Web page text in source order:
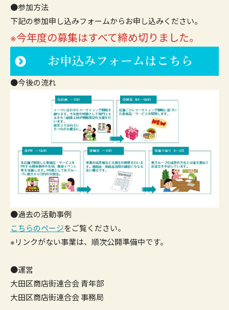
●参加方法
下記の参加申し込みフォームからお申し込みください。
※今年度の募集はすべて締め切りました。
●今後の流れ
●過去の活動事例
こちらのページをご覧ください。
※リンクがない事業は、順次公開準備中です。
●運営
大田区商店街連合会 青年部
大田区商店街連合会 事務局